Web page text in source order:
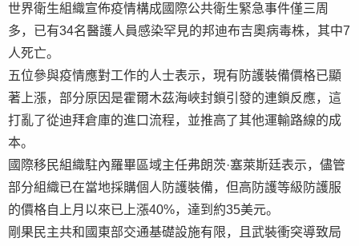
世界衛生組織宣佈疫情構成國際公共衛生緊急事件僅三周
多，已有34名醫護人員感染罕見的邦迪布吉奧病毒株，其中7
人死亡。
五位參與疫情應對工作的人士表示，現有防護裝備價格已顯
著上漲，部分原因是霍爾木茲海峽封鎖引發的連鎖反應，這
打亂了從迪拜倉庫的進口流程，並推高了其他運輸路線的成
本。
國際移民組織駐內羅畢區域主任弗朗茨·塞萊斯廷表示，儘管
部分組織已在當地採購個人防護裝備，但高防護等級防護服
的價格自上月以來已上漲40%，達到約35美元。
剛果民主共和國東部交通基礎設施有限，且武裝衝突導致局